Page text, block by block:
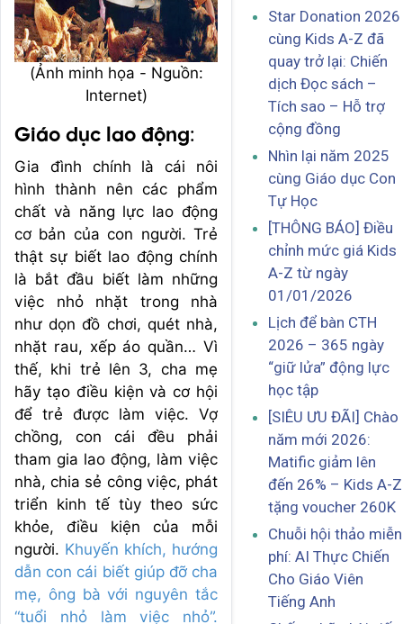
(Ảnh minh họa - Nguồn:
Internet)
Giáo dục lao động:
Gia đình chính là cái nôi
hình thành nên các phẩm
chất và năng lực lao động
cơ bản của con người. Trẻ
thật sự biết lao động chính
là bắt đầu biết làm những
việc nhỏ nhặt trong nhà
như dọn đồ chơi, quét nhà,
nhặt rau, xếp áo quần… Vì
thế, khi trẻ lên 3, cha mẹ
hãy tạo điều kiện và cơ hội
để trẻ được làm việc. Vợ
chồng, con cái đều phải
tham gia lao động, làm việc
nhà, chia sẻ công việc, phát
triển kinh tế tùy theo sức
khỏe, điều kiện của mỗi
người. Khuyến khích, hướng
dẫn con cái biết giúp đỡ cha
mẹ, ông bà với nguyên tắc
“tuổi nhỏ làm việc nhỏ”.
Star Donation 2026
cùng Kids A-Z đã
quay trở lại: Chiến
dịch Đọc sách –
Tích sao – Hỗ trợ
cộng đồng
Nhìn lại năm 2025
cùng Giáo dục Con
Tự Học
[THÔNG BÁO] Điều
chỉnh mức giá Kids
A-Z từ ngày
01/01/2026
Lịch để bàn CTH
2026 – 365 ngày
“giữ lửa” động lực
học tập
[SIÊU ƯU ĐÃI] Chào
năm mới 2026:
Matific giảm lên
đến 26% – Kids A-Z
tặng voucher 260K
Chuỗi hội thảo miễn
phí: AI Thực Chiến
Cho Giáo Viên
Tiếng Anh